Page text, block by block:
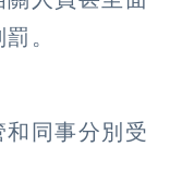
。
同事分別受